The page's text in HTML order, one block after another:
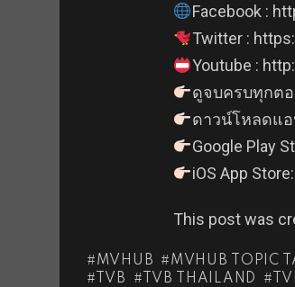
Facebook :
Twitter :
Youtube :
ดูจบครบทุกตอ
ดาวน์โหลดแอ
Google Play
iOS App
This post was
MVHUB MVHUB TOPIC
TVB
TVB THAILAND